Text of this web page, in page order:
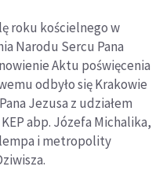
roku kościelnego w
Narodu Sercu Pana
Aktu poświęcenia
odbyło się Krakowie
Jezusa z udziałem
abp. Józefa Michalika,
i metropolity